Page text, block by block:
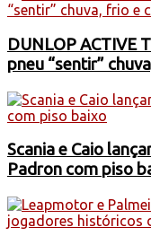
DUNLOP ACTIVE
pneu “sentir”
Scania e Caio
Padron com piso